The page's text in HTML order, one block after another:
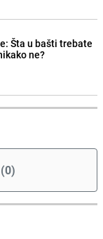
Šta u bašti trebate
ne?
(0)